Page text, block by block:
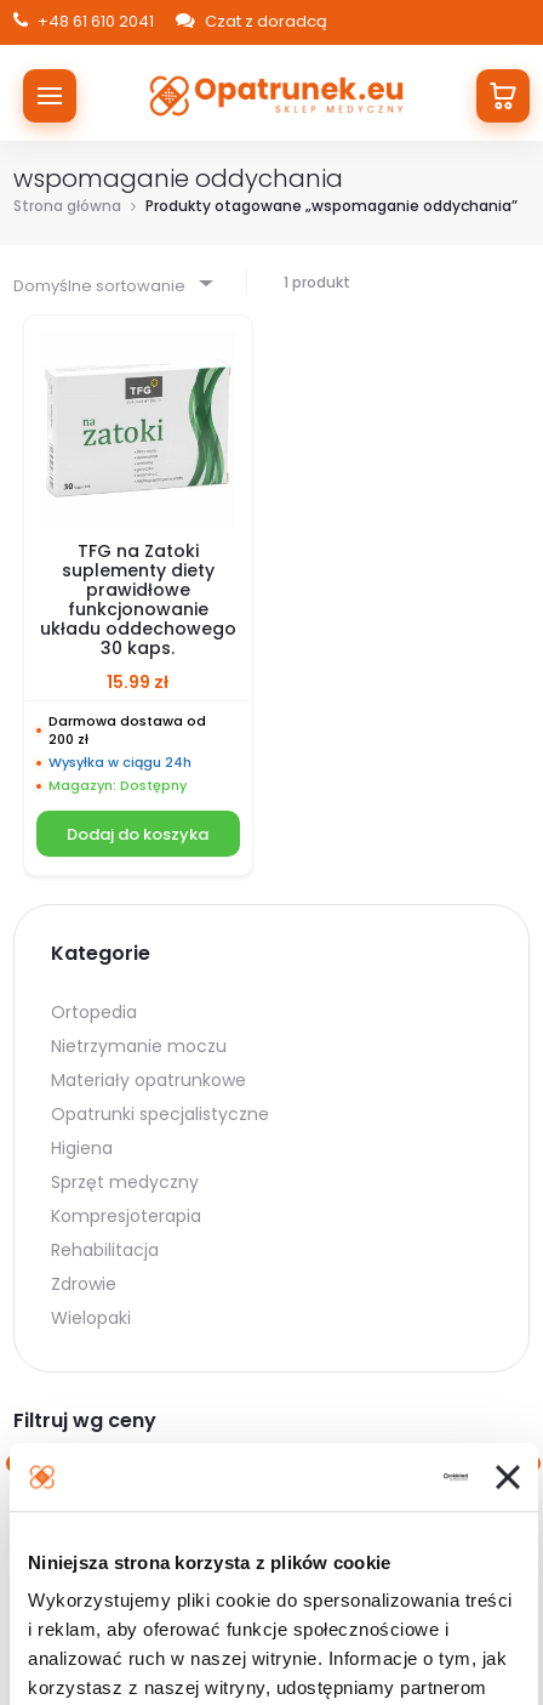
Niniejsza strona korzysta z plików cookie
Wykorzystujemy pliki cookie do spersonalizowania treści
i reklam, aby oferować funkcje społecznościowe i
analizować ruch w naszej witrynie. Informacje o tym, jak
korzystasz z naszej witryny, udostępniamy partnerom
+48 61 610 2041 Czat z doradcą
wspomaganie oddychania
Strona główna Produkty otagowane „wspomaganie oddychania”
Domyślne sortowanie 1 produkt
TFG na Zatoki
suplementy diety
prawidłowe
funkcjonowanie
układu oddechowego
30 kaps.
15.99 zł
Darmowa dostawa od
200 zł
Wysyłka w ciągu 24h
Magazyn: Dostępny
Dodaj do koszyka
Kategorie
Ortopedia
Nietrzymanie moczu
Materiały opatrunkowe
Opatrunki specjalistyczne
Higiena
Sprzęt medyczny
Kompresjoterapia
Rehabilitacja
Zdrowie
Wielopaki
Filtruj wg ceny
Filtruj